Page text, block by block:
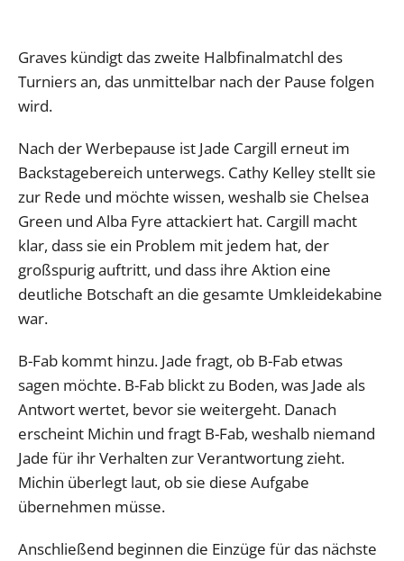
Graves kündigt das zweite Halbfinalmatchl des
Turniers an, das unmittelbar nach der Pause folgen
wird.
Nach der Werbepause ist Jade Cargill erneut im
Backstagebereich unterwegs. Cathy Kelley stellt sie
zur Rede und möchte wissen, weshalb sie Chelsea
Green und Alba Fyre attackiert hat. Cargill macht
klar, dass sie ein Problem mit jedem hat, der
großspurig auftritt, und dass ihre Aktion eine
deutliche Botschaft an die gesamte Umkleidekabine
war.
B-Fab kommt hinzu. Jade fragt, ob B-Fab etwas
sagen möchte. B-Fab blickt zu Boden, was Jade als
Antwort wertet, bevor sie weitergeht. Danach
erscheint Michin und fragt B-Fab, weshalb niemand
Jade für ihr Verhalten zur Verantwortung zieht.
Michin überlegt laut, ob sie diese Aufgabe
übernehmen müsse.
Anschließend beginnen die Einzüge für das nächste